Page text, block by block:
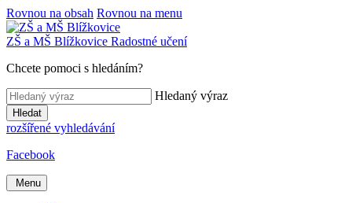
Rovnou na obsah Rovnou na menu
ZŠ a MŠ Blížkovice Radostné učení
Chcete pomoci s hledáním?
Hledaný výraz
Hledat
rozšířené vyhledávání
Facebook
Menu